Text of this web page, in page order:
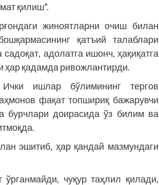
қилиш”.
жиноятларни очиш билан
қатъий талаблари
адолатга ишонч, ҳақиқатга
ҳар қадамда ривожлантирди.
ишлар бўлимининг тергов
фақат топшириқ бажарувчи
бурчлари доирасида ўз билим ва
эшитиб, ҳар қандай мазмундаги
чуқур таҳлил қилади,